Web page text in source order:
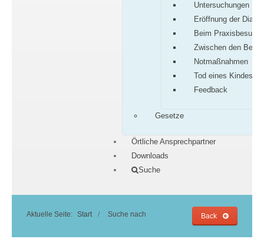
Untersuchungen
Eröffnung der
Beim Praxisbesuch
Zwischen den
Notmaßnahmen
Tod eines Kindes
Feedback
Gesetze
Örtliche Ansprechpartner
Downloads
Suche
Aktuelle Seite: Start Suche nach Back